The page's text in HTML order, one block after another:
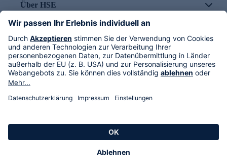
Über HSE
Im TV
HSE International